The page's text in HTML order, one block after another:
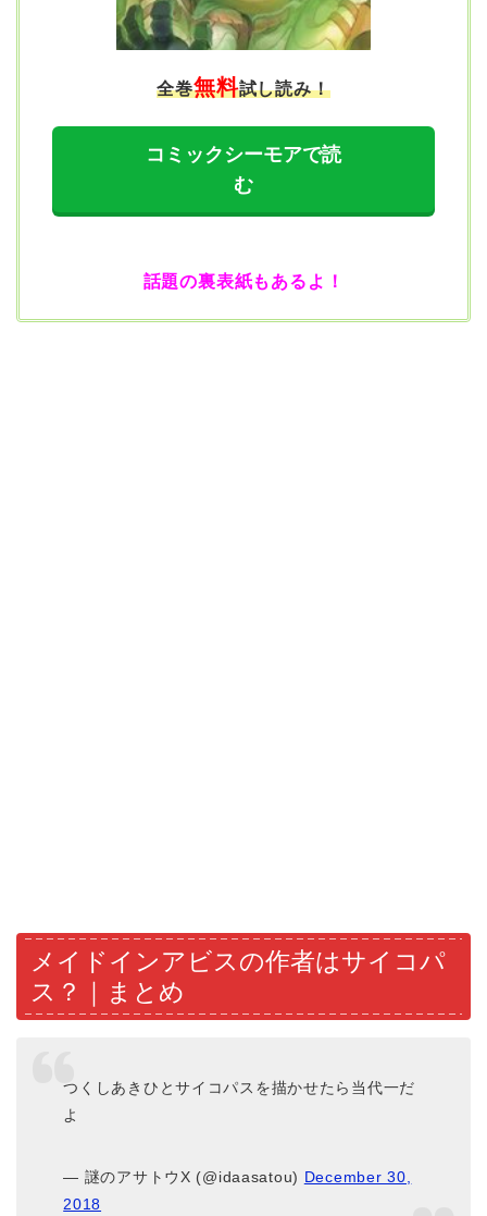
全巻無料試し読み！
コミックシーモアで読
む
話題の裏表紙もあるよ！
メイドインアビスの作者はサイコパ
ス？｜まとめ
つくしあきひとサイコパスを描かせたら当代一だ
よ
— 謎のアサトウX (@idaasatou) December 30,
2018